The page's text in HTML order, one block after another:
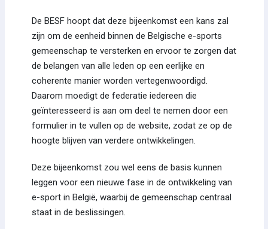
De BESF hoopt dat deze bijeenkomst een kans zal
zijn om de eenheid binnen de Belgische e-sports
gemeenschap te versterken en ervoor te zorgen dat
de belangen van alle leden op een eerlijke en
coherente manier worden vertegenwoordigd.
Daarom moedigt de federatie iedereen die
geïnteresseerd is aan om deel te nemen door een
formulier in te vullen op de website, zodat ze op de
hoogte blijven van verdere ontwikkelingen.
Deze bijeenkomst zou wel eens de basis kunnen
leggen voor een nieuwe fase in de ontwikkeling van
e-sport in België, waarbij de gemeenschap centraal
staat in de beslissingen.